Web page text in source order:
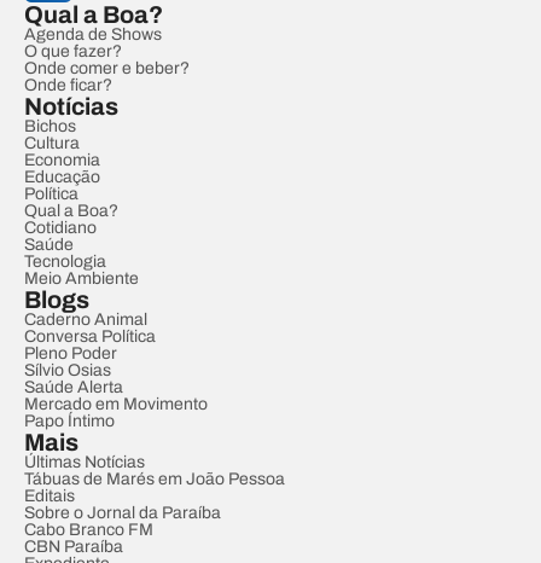
Qual a Boa?
Agenda de Shows
O que fazer?
Onde comer e beber?
Onde ficar?
Notícias
Bichos
Cultura
Economia
Educação
Política
Qual a Boa?
Cotidiano
Saúde
Tecnologia
Meio Ambiente
Blogs
Caderno Animal
Conversa Política
Pleno Poder
Sílvio Osias
Saúde Alerta
Mercado em Movimento
Papo Íntimo
Mais
Últimas Notícias
Tábuas de Marés em João Pessoa
Editais
Sobre o Jornal da Paraíba
Cabo Branco FM
CBN Paraíba